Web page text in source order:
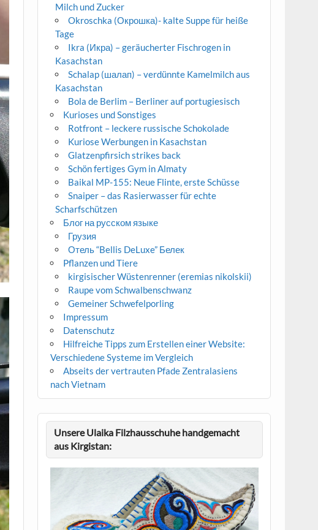
Milch und Zucker
Okroschka (Окрошка)- kalte Suppe für heiße
Tage
Ikra (Икра) – geräucherter Fischrogen in
Kasachstan
Schalap (шалап) – verdünnte Kamelmilch aus
Kasachstan
Bola de Berlim – Berliner auf portugiesisch
Kurioses und Sonstiges
Rotfront – leckere russische Schokolade
Kuriose Werbungen in Kasachstan
Glatzenpfirsich strikes back
Schön fertiges Gym in Almaty
Baikal MP-155: Neue Flinte, erste Schüsse
Snaiper – das Rasierwasser für echte
Scharfschützen
Блог на русском языке
Грузия
Отель “Bellis DeLuxe” Белек
Pflanzen und Tiere
kirgisischer Wüstenrenner (eremias nikolskii)
Raupe vom Schwalbenschwanz
Gemeiner Schwefelporling
Impressum
Datenschutz
Hilfreiche Tipps zum Erstellen einer Website:
Verschiedene Systeme im Vergleich
Abseits der vertrauten Pfade Zentralasiens
nach Vietnam
Unsere Ulaika Filzhausschuhe handgemacht
aus Kirgistan: